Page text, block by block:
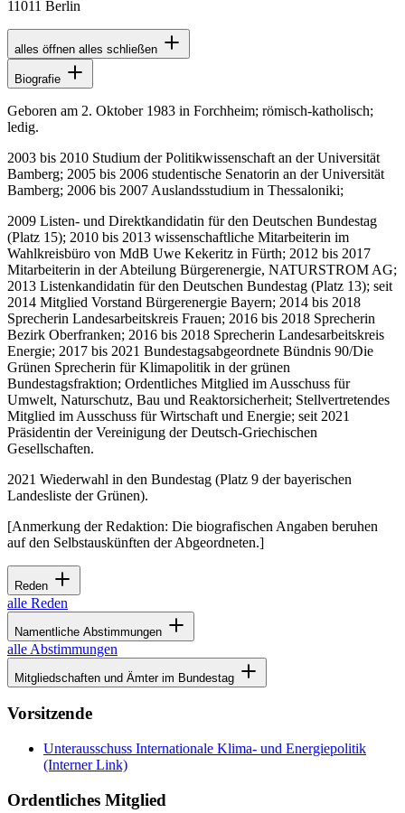
11011 Berlin
alles öffnen alles schließen
Biografie
Geboren am 2. Oktober 1983 in Forchheim; römisch-katholisch;
ledig.
2003 bis 2010 Studium der Politikwissenschaft an der Universität
Bamberg; 2005 bis 2006 studentische Senatorin an der Universität
Bamberg; 2006 bis 2007 Auslandsstudium in Thessaloniki;
2009 Listen- und Direktkandidatin für den Deutschen Bundestag
(Platz 15); 2010 bis 2013 wissenschaftliche Mitarbeiterin im
Wahlkreisbüro von MdB Uwe Kekeritz in Fürth; 2012 bis 2017
Mitarbeiterin in der Abteilung Bürgerenergie, NATURSTROM AG;
2013 Listenkandidatin für den Deutschen Bundestag (Platz 13); seit
2014 Mitglied Vorstand Bürgerenergie Bayern; 2014 bis 2018
Sprecherin Landesarbeitskreis Frauen; 2016 bis 2018 Sprecherin
Bezirk Oberfranken; 2016 bis 2018 Sprecherin Landesarbeitskreis
Energie; 2017 bis 2021 Bundestagsabgeordnete Bündnis 90/Die
Grünen Sprecherin für Klimapolitik in der grünen
Bundestagsfraktion; Ordentliches Mitglied im Ausschuss für
Umwelt, Naturschutz, Bau und Reaktorsicherheit; Stellvertretendes
Mitglied im Ausschuss für Wirtschaft und Energie; seit 2021
Präsidentin der Vereinigung der Deutsch-Griechischen
Gesellschaften.
2021 Wiederwahl in den Bundestag (Platz 9 der bayerischen
Landesliste der Grünen).
[Anmerkung der Redaktion: Die biografischen Angaben beruhen
auf den Selbstauskünften der Abgeordneten.]
Reden
alle Reden
Namentliche Abstimmungen
alle Abstimmungen
Mitgliedschaften und Ämter im Bundestag
Vorsitzende
Unterausschuss Internationale Klima- und Energiepolitik
(Interner Link)
Ordentliches Mitglied